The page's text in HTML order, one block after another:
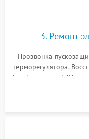
3. Ремонт
Прозвонка
терморегулятора.
Frost, включая ТЭН
платы